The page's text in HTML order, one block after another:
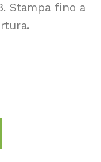
Stampa fino a